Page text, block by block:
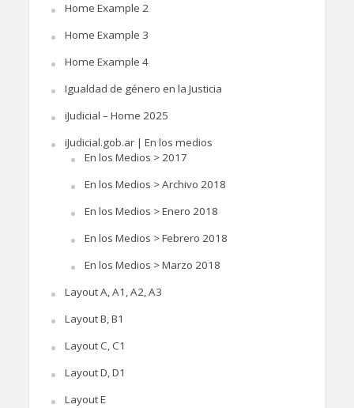
Home Example 2
Home Example 3
Home Example 4
Igualdad de género en la Justicia
iJudicial – Home 2025
iJudicial.gob.ar | En los medios
En los Medios > 2017
En los Medios > Archivo 2018
En los Medios > Enero 2018
En los Medios > Febrero 2018
En los Medios > Marzo 2018
Layout A, A1, A2, A3
Layout B, B1
Layout C, C1
Layout D, D1
Layout E